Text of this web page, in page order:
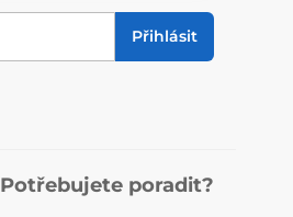
Přihlásit
Potřebujete poradit?